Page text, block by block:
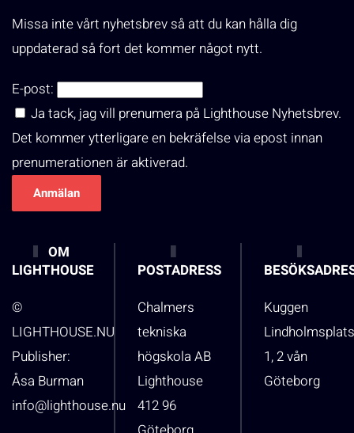
Missa inte vårt nyhetsbrev så att du kan hålla dig
uppdaterad så fort det kommer något nytt.
E-post:
Ja tack, jag vill prenumera på Lighthouse Nyhetsbrev.
Det kommer ytterligare en bekräfelse via epost innan
prenumerationen är aktiverad.
OM
LIGHTHOUSE
©
LIGHTHOUSE.NU
Publisher:
Åsa Burman
info@lighthouse.nu
POSTADRESS
Chalmers
tekniska
högskola AB
Lighthouse
412 96
Kuggen
1, 2 vån
Göteborg